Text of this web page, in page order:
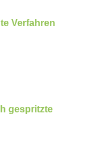
Verfahren
gespritzte